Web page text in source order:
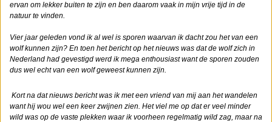
ervan om lekker buiten te zijn en ben daarom vaak in mijn vrije tijd in de
natuur te vinden.
Vier jaar geleden vond ik al wel is sporen waarvan ik dacht zou het van een
wolf kunnen zijn? En toen het bericht op het nieuws was dat de wolf zich in
Nederland had gevestigd werd ik mega enthousiast want de sporen zouden
dus wel echt van een wolf geweest kunnen zijn.
Kort na dat nieuws bericht was ik met een vriend van mij aan het wandelen
want hij wou wel een keer zwijnen zien. Het viel me op dat er veel minder
wild was op de vaste plekken waar ik voorheen regelmatig wild zag, maar na